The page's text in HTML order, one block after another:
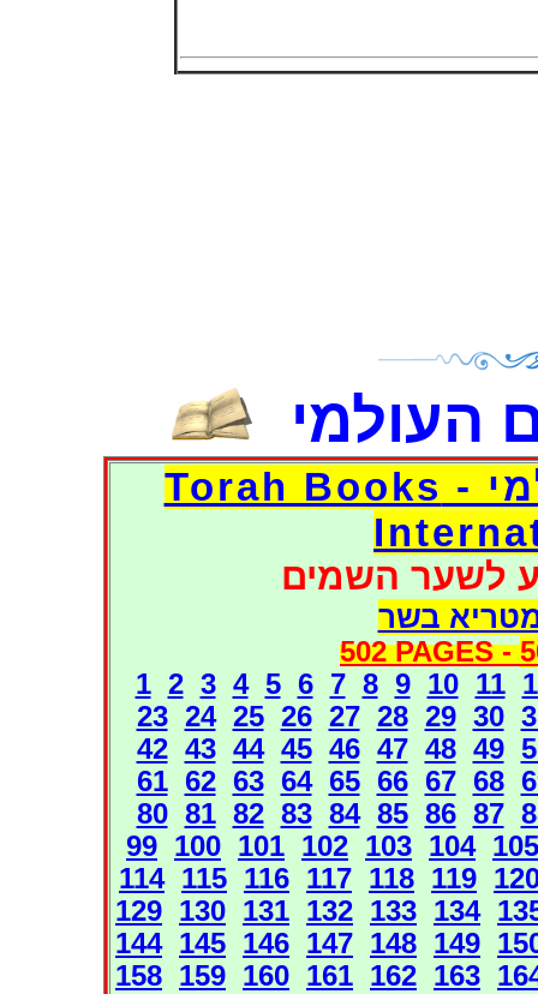
העולמי
דפי אוצר הספרים העולמי - Torah Books
לשער השמים
בשר
502 PAGES -
1 2 3 4 5 6 7 8 9 10 11
23 24 25 26 27 28 29 30
42 43 44 45 46 47 48 49
61 62 63 64 65 66 67 68
80 81 82 83 84 85 86 87
99 100 101 102 103 104 105
114 115 116 117 118 119
129 130 131 132 133 134
144 145 146 147 148 149
158 159 160 161 162 163